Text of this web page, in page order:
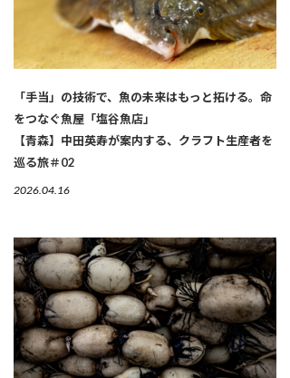
「手当」の技術で、魚の未来はもっと拓ける。命
をつなぐ魚屋「塩谷魚店」
【青森】中田英寿が案内する、クラフト生産者を
巡る旅＃02
2026.04.16